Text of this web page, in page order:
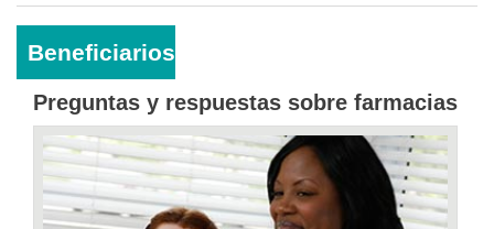
Beneficiarios
Preguntas y respuestas sobre farmacias